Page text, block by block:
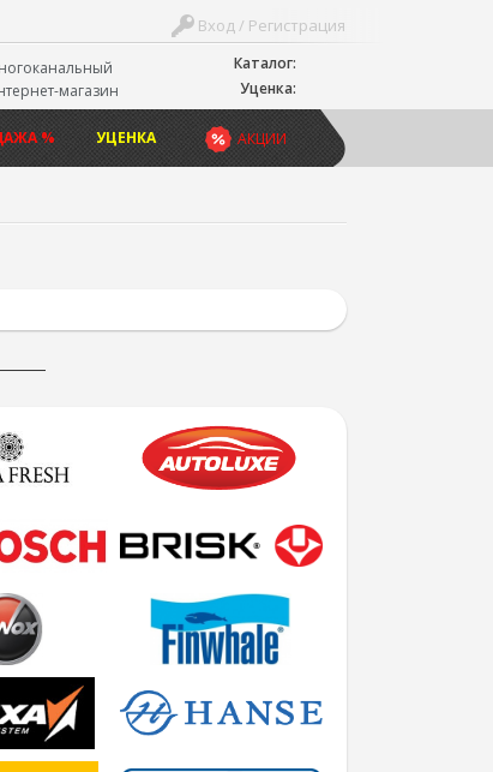
Каталог:
Уценка:
Вход / Регистрация
магазин
АКЦИИ
% УЦЕНКА